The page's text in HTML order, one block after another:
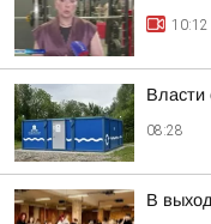
10:12
Власти
08:28
В